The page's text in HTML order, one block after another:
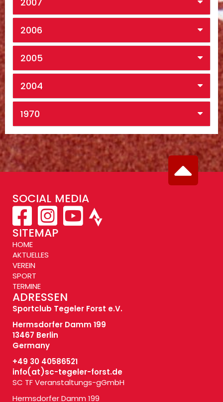
2006
2005
2004
1970
SOCIAL MEDIA
SITEMAP
HOME
AKTUELLES
VEREIN
SPORT
TERMINE
ADRESSEN
Sportclub Tegeler Forst e.V.
Hermsdorfer Damm 199
13467 Berlin
Germany
+49 30 40586521
info(at)sc-tegeler-forst.de
SC TF Veranstaltungs-gGmbH
Hermsdorfer Damm 199